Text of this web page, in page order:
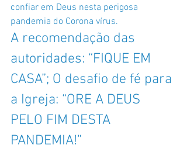
confiar em Deus nesta perigosa
pandemia do Corona vírus.
A recomendação das
autoridades: “FIQUE EM
CASA”; O desafio de fé para
a Igreja: “ORE A DEUS
PELO FIM DESTA
PANDEMIA!”